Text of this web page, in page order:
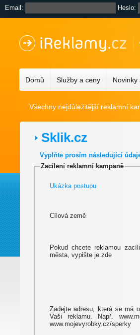
Email: Heslo:
Domů Služby a ceny Novinky
Všechny nejdůležitější reklamní
Sklik.cz
Vyplňte prosím následující
Zacílení reklamní kampaně
Ukázka postupu
Cílová země
Pokud chcete reklamou
města, vypište je zde
Zadejte adresu, která se má
Vaši reklamu. Např.
www.mojevyrobky.cz/sperky